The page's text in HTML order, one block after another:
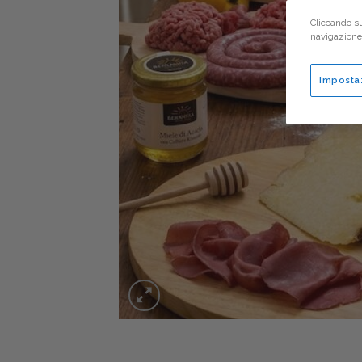
Cliccando